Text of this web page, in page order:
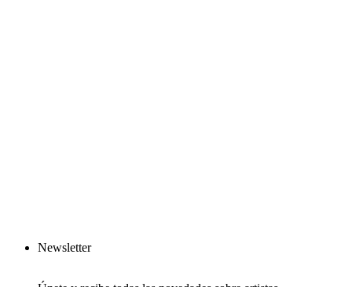
Newsletter